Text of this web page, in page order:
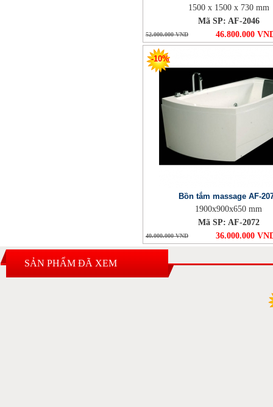
1500 x 1500 x 730 mm
Mã SP: AF-2046
52.000.000 VND 46.800.000
-10%
Bồn tắm massage AF-
1900x900x650 mm
Mã SP: AF-2072
40.000.000 VND 36.000.000
SẢN PHẨM ĐÃ XEM